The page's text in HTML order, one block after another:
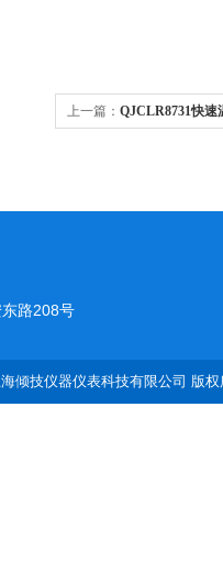
上一篇： QJCLR8731快速
东路208号
倾技仪器仪表科技有限公司 版